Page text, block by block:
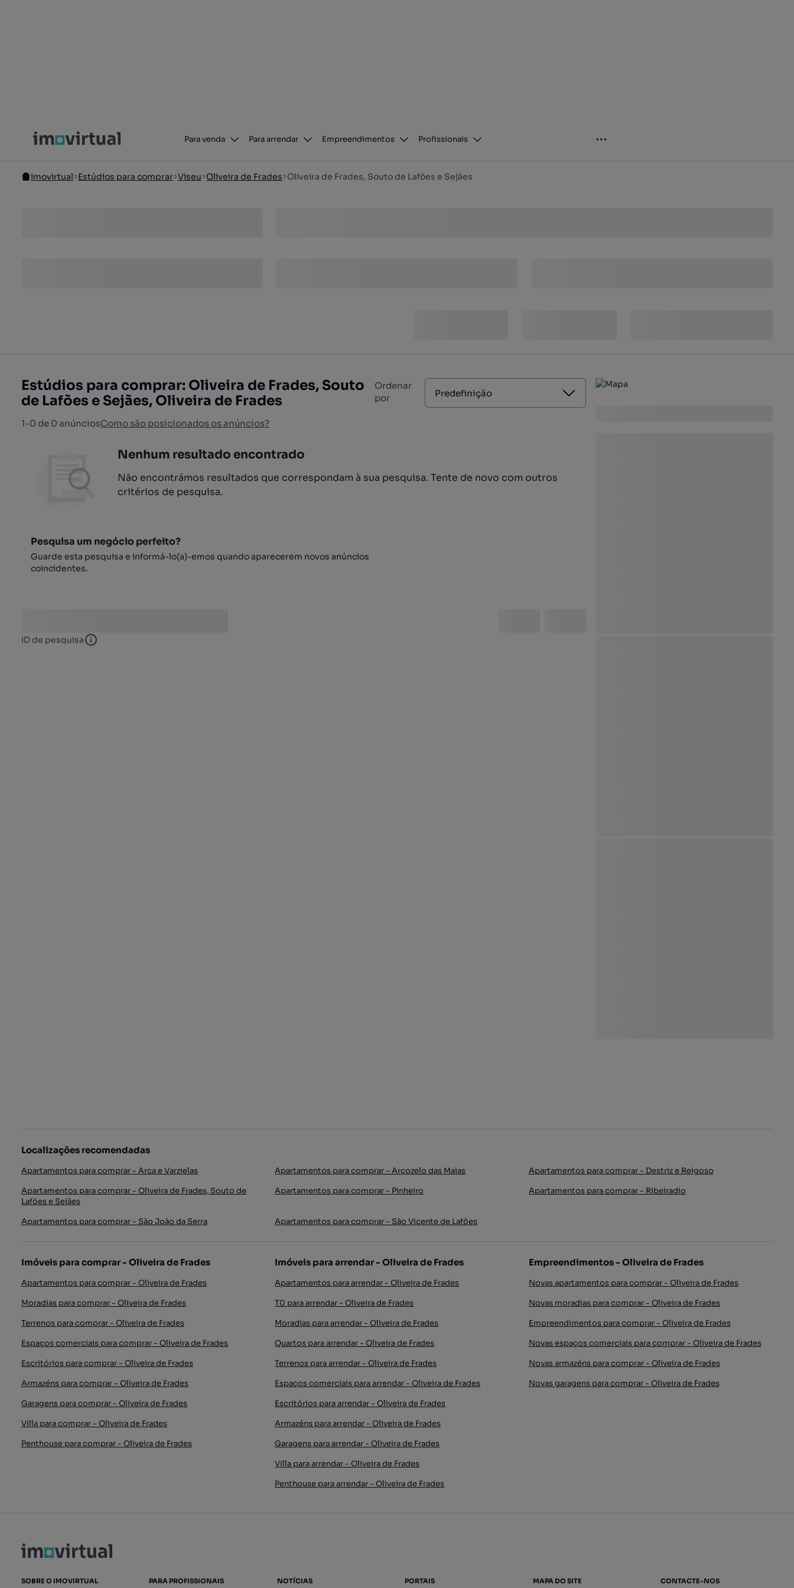
Para venda Para arrendar Empreendimentos Profissionais
Imovirtual Estúdios para comprar Viseu Oliveira de Frades Oliveira de Frades, Souto de Lafões e Sejães
Estúdios para comprar: Oliveira de Frades, Souto
de Lafões e Sejães, Oliveira de Frades
1-0 de 0 anúnciosComo são posicionados os anúncios?
Ordenar
por
Predefinição
Nenhum resultado encontrado
Não encontrámos resultados que correspondam à sua pesquisa. Tente de novo com outros
critérios de pesquisa.
Pesquisa um negócio perfeito?
Guarde esta pesquisa e informá-lo(a)-emos quando aparecerem novos anúncios
coincidentes.
ID de pesquisa ID de pesquisa
Localizações recomendadas
Apartamentos para comprar - Arca e Varzielas Apartamentos para comprar - Arcozelo das Maias
Apartamentos para comprar - Destriz e Reigoso
Apartamentos para comprar - Oliveira de Frades, Souto de
Lafões e Sejães
Apartamentos para comprar - Pinheiro Apartamentos para comprar - Ribeiradio
Apartamentos para comprar - São João da Serra Apartamentos para comprar - São Vicente de Lafões
Imóveis para comprar - Oliveira de Frades
Apartamentos para comprar - Oliveira de Frades
Moradias para comprar - Oliveira de Frades
Terrenos para comprar - Oliveira de Frades
Espaços comerciais para comprar - Oliveira de Frades
Escritórios para comprar - Oliveira de Frades
Armazéns para comprar - Oliveira de Frades
Garagens para comprar - Oliveira de Frades
Villa para comprar - Oliveira de Frades
Penthouse para comprar - Oliveira de Frades
Imóveis para arrendar - Oliveira de Frades
Apartamentos para arrendar - Oliveira de Frades
T0 para arrendar - Oliveira de Frades
Moradias para arrendar - Oliveira de Frades
Quartos para arrendar - Oliveira de Frades
Terrenos para arrendar - Oliveira de Frades
Espaços comerciais para arrendar - Oliveira de Frades
Escritórios para arrendar - Oliveira de Frades
Armazéns para arrendar - Oliveira de Frades
Garagens para arrendar - Oliveira de Frades
Villa para arrendar - Oliveira de Frades
Penthouse para arrendar - Oliveira de Frades
Empreendimentos - Oliveira de Frades
Novas apartamentos para comprar - Oliveira de Frades
Novas moradias para comprar - Oliveira de Frades
Empreendimentos para comprar - Oliveira de Frades
Novas espaços comerciais para comprar - Oliveira de Frades
Novas armazéns para comprar - Oliveira de Frades
Novas garagens para comprar - Oliveira de Frades
SOBRE O IMOVIRTUAL PARA PROFISSIONAIS NOTÍCIAS PORTAIS MAPA DO SITE CONTACTE-NOS